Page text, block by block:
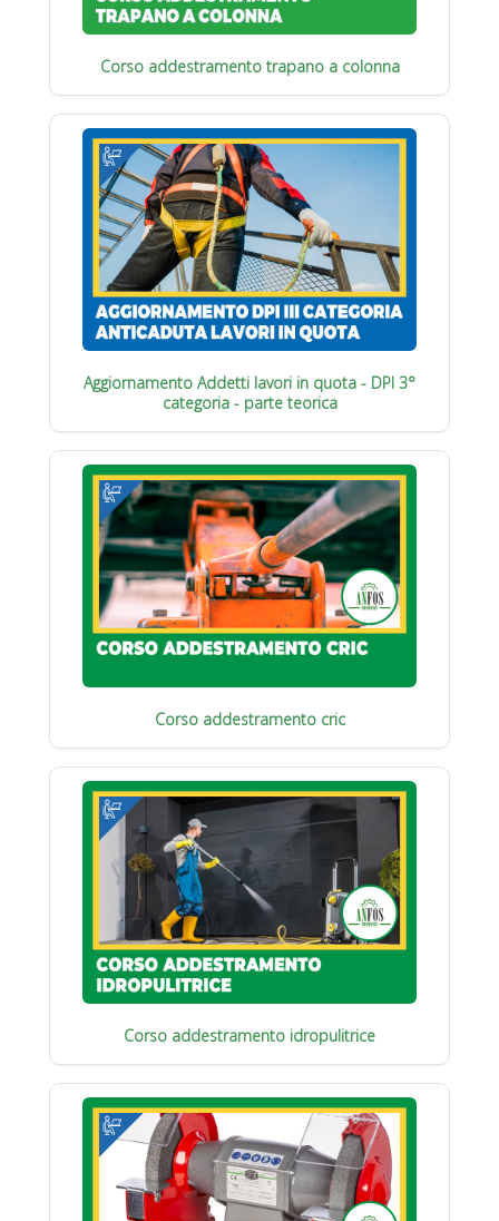
Corso addestramento trapano a colonna
Aggiornamento Addetti lavori in quota - DPI 3°
categoria - parte teorica
Corso addestramento cric
Corso addestramento idropulitrice